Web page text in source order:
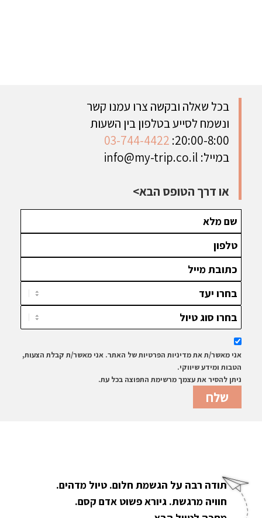
אני מאשר/ת את מדיניות הפרטיות של האתר. אני מאשר/ת קבלת הצעות,
הטבות ומידע שיווקי.
ניתן להסיר את עצמך מרשימת התפוצה בכל עת.
בכל שאלה ובקשה צרו עמנו קשר
ונשמח לסייע בטלפון בין השעות
20:00-8:00:
03-744-4422
במייל: info@my-trip.co.il
או דרך הטופס הבא>
תודה רבה על הגשמת חלום. טיול מדהים.
חוויה מרגשת. גיורא פשוט אדם קסם.